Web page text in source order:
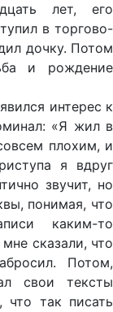
лет, его
в торгово-
дочку. Потом
и рождение
интерес к
«Я жил в
плохим, и
я вдруг
звучит, но
понимая, что
каким-то
сказали, что
Потом,
свои тексты
что так писать